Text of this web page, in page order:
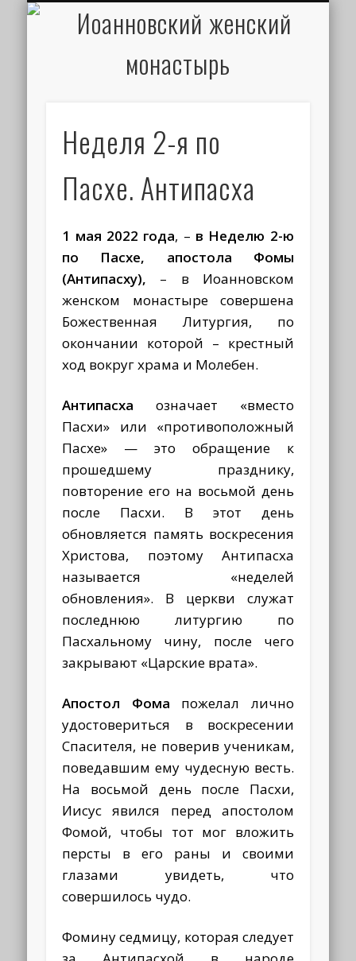
Неделя 2-я по
Пасхе. Антипасха
1 мая 2022 года, – в Неделю 2-ю
по Пасхе, апостола Фомы
(Антипасху), – в Иоанновском
женском монастыре совершена
Божественная Литургия, по
окончании которой – крестный
ход вокруг храма и Молебен.
Антипасха означает «вместо
Пасхи» или «противоположный
Пасхе» — это обращение к
прошедшему празднику,
повторение его на восьмой день
после Пасхи. В этот день
обновляется память воскресения
Христова, поэтому Антипасха
называется «неделей
обновления». В церкви служат
последнюю литургию по
Пасхальному чину, после чего
закрывают «Царские врата».
Апостол Фома пожелал лично
удостовериться в воскресении
Спасителя, не поверив ученикам,
поведавшим ему чудесную весть.
На восьмой день после Пасхи,
Иисус явился перед апостолом
Фомой, чтобы тот мог вложить
персты в его раны и своими
глазами увидеть, что
совершилось чудо.
Фомину седмицу, которая следует